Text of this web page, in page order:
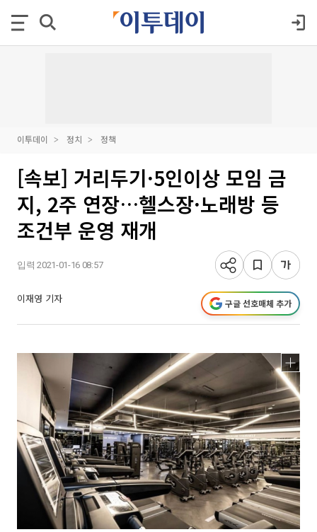
이투데이 정치 정책
[속보] 거리두기·5인이상 모임 금
지, 2주 연장…헬스장·노래방 등
조건부 운영 재개
입력 2021-01-16 08:57
이재영 기자 구글 선호매체 추가